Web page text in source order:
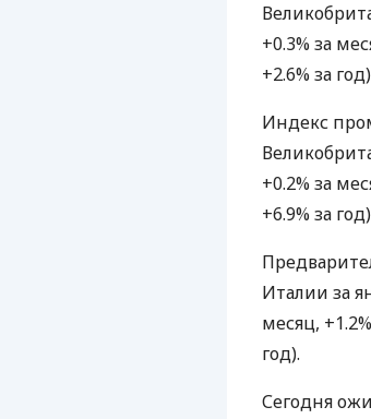
+0.3% за
+2.6% за
Индекс
+0.2% за
+6.9% за
Италии за
месяц,
год).
Сегодня